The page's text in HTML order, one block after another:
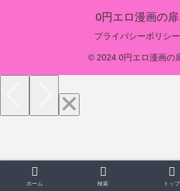
0円エロ漫画の扉
プライバシーポリシー
© 2024 0円エロ漫画の
ホーム 検索 トップ